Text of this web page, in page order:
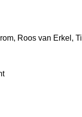
Roos van Erkel,